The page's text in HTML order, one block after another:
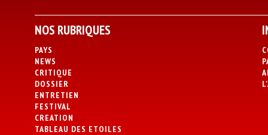
NOS RUBRIQUES
PAYS
NEWS
CRITIQUE
DOSSIER
ENTRETIEN
FESTIVAL
CREATION
TABLEAU DES ETOILES